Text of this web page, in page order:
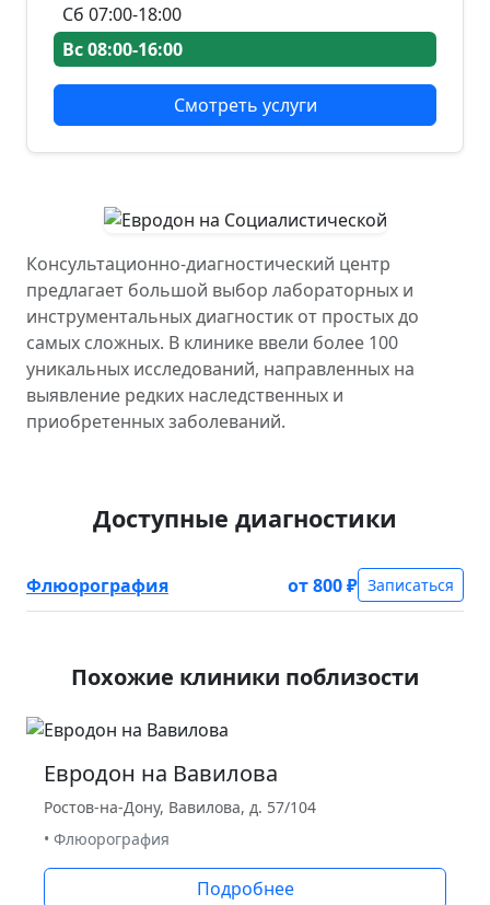
Сб 07:00-18:00
Вс 08:00-16:00
Смотреть услуги
Консультационно-диагностический центр
предлагает большой выбор лабораторных и
инструментальных диагностик от простых до
самых сложных. В клинике ввели более 100
уникальных исследований, направленных на
выявление редких наследственных и
приобретенных заболеваний.
Доступные диагностики
Флюорография от 800 ₽ Записаться
Похожие клиники поблизости
Евродон на Вавилова
Ростов-на-Дону, Вавилова, д. 57/104
• Флюорография
Подробнее